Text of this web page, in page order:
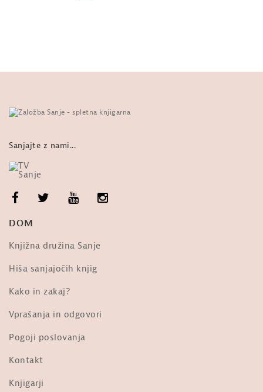
Sanjajte z nami...
DOM
Knjižna družina Sanje
Hiša sanjajočih knjig
Kako in zakaj?
Vprašanja in odgovori
Pogoji poslovanja
Kontakt
Knjigarji